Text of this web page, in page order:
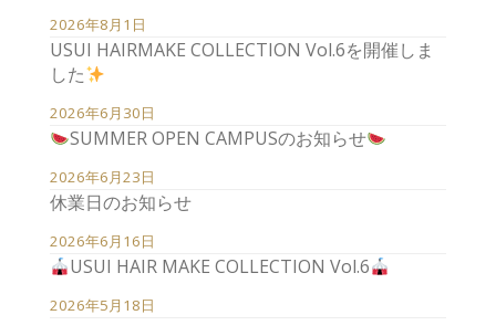
2026年8月1日
USUI HAIRMAKE COLLECTION Vol.6を開催しま
した
2026年6月30日
SUMMER OPEN CAMPUSのお知らせ
2026年6月23日
休業日のお知らせ
2026年6月16日
USUI HAIR MAKE COLLECTION Vol.6
2026年5月18日